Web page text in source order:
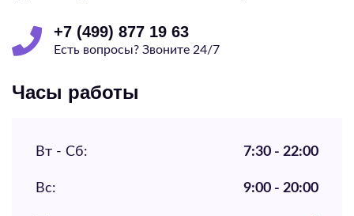
+7 (499) 877 19 63
Есть вопросы? Звоните 24/7
Часы работы
Вт - Сб: 7:30 - 22:00
Вс: 9:00 - 20:00